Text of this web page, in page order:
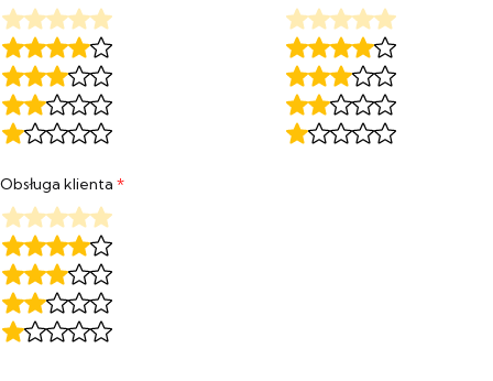
Obsługa klienta *